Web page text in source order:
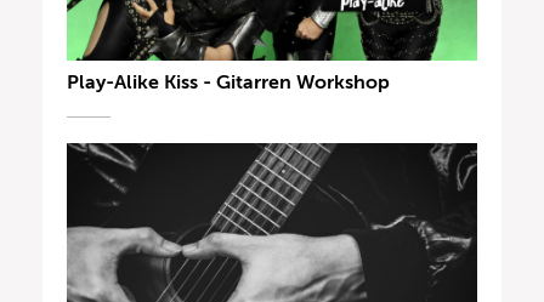
Play-Alike Kiss - Gitarren Workshop